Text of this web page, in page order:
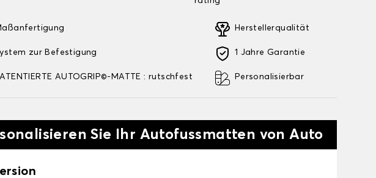
zur Befestigung
AUTOGRIP©-MATTE : rutschfest
Herstellerqualität
1 Jahre Garantie
Personalisierbar
Sie Ihr Autofussmatten von Auto